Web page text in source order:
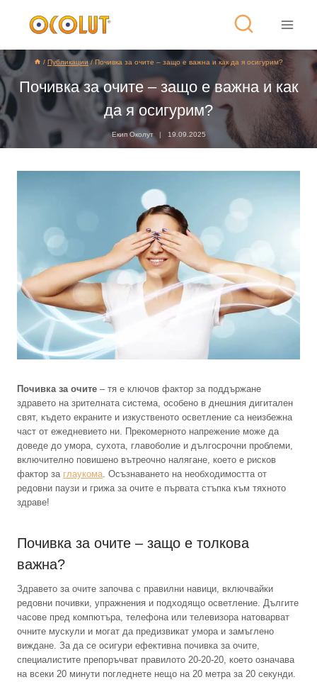
/ Публикации / Почивка за очите – защо е важна и как да я осигурим?
Почивка за очите – защо е важна и как
да я осигурим?
Екип Околут 19.09.2025
Почивка за очите – тя е ключов фактор за поддържане
здравето на зрителната система, особено в днешния дигитален
свят, където екраните и изкуственото осветление са неизбежна
част от ежедневието ни. Прекомерното напрежение може да
доведе до умора, сухота, главоболие и дългосрочни проблеми,
включително повишено вътреочно налягане, което е рисков
фактор за глаукома. Осъзнаването на необходимостта от
редовни паузи и грижа за очите е първата стъпка към тяхното
здраве!
Почивка за очите – защо е толкова
важна?
Здравето за очите започва с правилни навици, включвайки
редовни почивки, упражнения и подходящо осветление. Дългите
часове пред компютъра, телефона или телевизора натоварват
очните мускули и могат да предизвикат умора и замъглено
виждане. За да се осигури ефективна почивка за очите,
специалистите препоръчват правилото 20-20-20, което означава
на всеки 20 минути погледнете нещо на 20 метра за 20 секунди.